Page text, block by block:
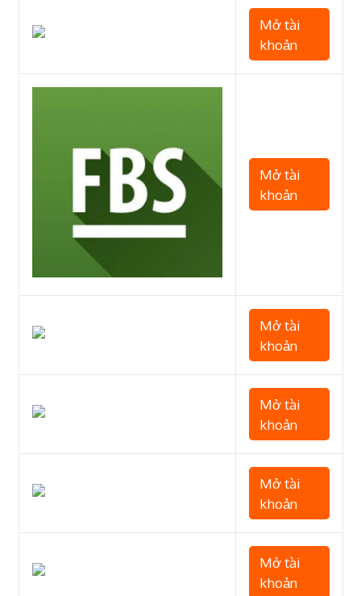
Mở tài
khoản
Mở tài
khoản
Mở tài
khoản
Mở tài
khoản
Mở tài
khoản
Mở tài
khoản